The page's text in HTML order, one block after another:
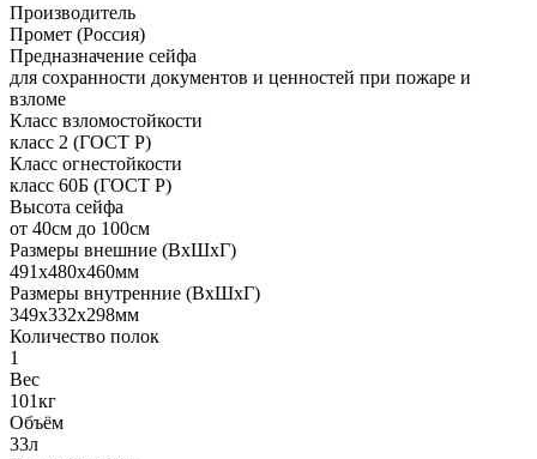
Производитель
Промет (Россия)
Предназначение сейфа
для сохранности документов и ценностей при пожаре и
взломе
Класс взломостойкости
класс 2 (ГОСТ Р)
Класс огнестойкости
класс 60Б (ГОСТ Р)
Высота сейфа
от 40см до 100см
Размеры внешние (ВхШхГ)
491x480x460мм
Размеры внутренние (ВхШхГ)
349x332x298мм
Количество полок
1
Вес
101кг
Объём
33л